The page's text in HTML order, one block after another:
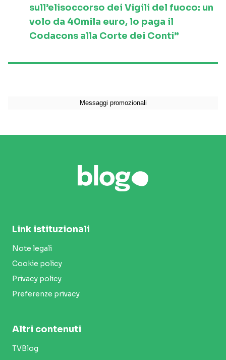
sull’elisoccorso dei Vigili del fuoco: un
volo da 40mila euro, lo paga il
Codacons alla Corte dei Conti”
Link istituzionali
Note legali
Cookie policy
Privacy policy
Preferenze privacy
Altri contenuti
TVBlog